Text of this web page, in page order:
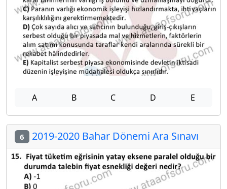
A B C D E
6 2019-2020 Bahar Dönemi Ara Sınavı